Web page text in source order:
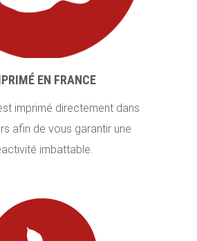
EN FRANCE
imprimé directement dans
afin de vous garantir une
imbattable.